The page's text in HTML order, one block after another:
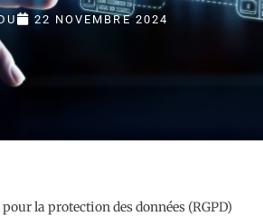
22 NOVEMBRE 2024
la protection des données (RGPD)